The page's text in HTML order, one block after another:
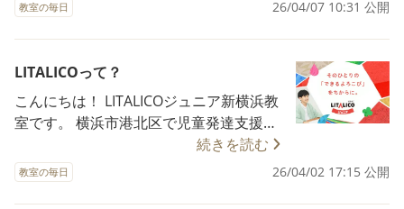
おおむね1ヶ月〜1ヶ月半程度です。 利用
自己負担額は変わる？ →3歳（年少）か
ら5歳（年長）のお子さまは、幼児教育・
保育の無償化により、利用者負担は0円と
もしれませんが、区役所や支援機関を活
用しながら進めていきましょう＾＾ LITAL
ICOジュニア新横浜教室では、スタッフ一
保護者の方からご質問が上がるものとし
て 児童発達支援、幼稚園、保育園ってそ
もそも何が違うのか？ このことについて
ます！ それぞれ目的や役割が異なり、利
用対象や提供されるサービスも違いま
す。 それぞれの特徴を具体的に解説しま
す！ 1. 児童発達支援 ★目的 • 発達に特性
教室の毎日 26/04/07 10:31 公開
LITALICOって？
こんにちは！ LITALICOジュニア新横浜教
室です。 横浜市港北区で児童発達支援・
保育所等訪問支援・放課後等デイサービ
スの多機能型事業所を運営しています。
新年度がはじまりましたね！皆さまいか
続きを読む
教室の毎日 26/04/02 17:15 公開